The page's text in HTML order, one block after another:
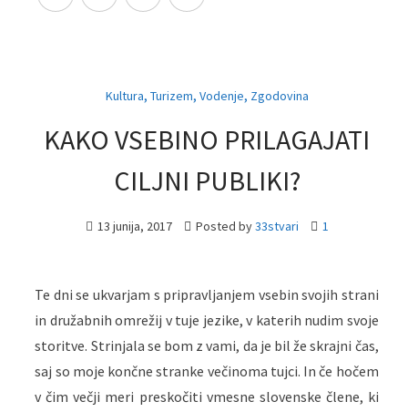
Kultura, Turizem, Vodenje, Zgodovina
KAKO VSEBINO PRILAGAJATI
CILJNI PUBLIKI?
13 junija, 2017 Posted by33stvari 1
Te dni se ukvarjam s pripravljanjem vsebin svojih strani
in družabnih omrežij v tuje jezike, v katerih nudim svoje
storitve. Strinjala se bom z vami, da je bil že skrajni čas,
saj so moje končne stranke večinoma tujci. In če hočem
v čim večji meri preskočiti vmesne slovenske člene, ki